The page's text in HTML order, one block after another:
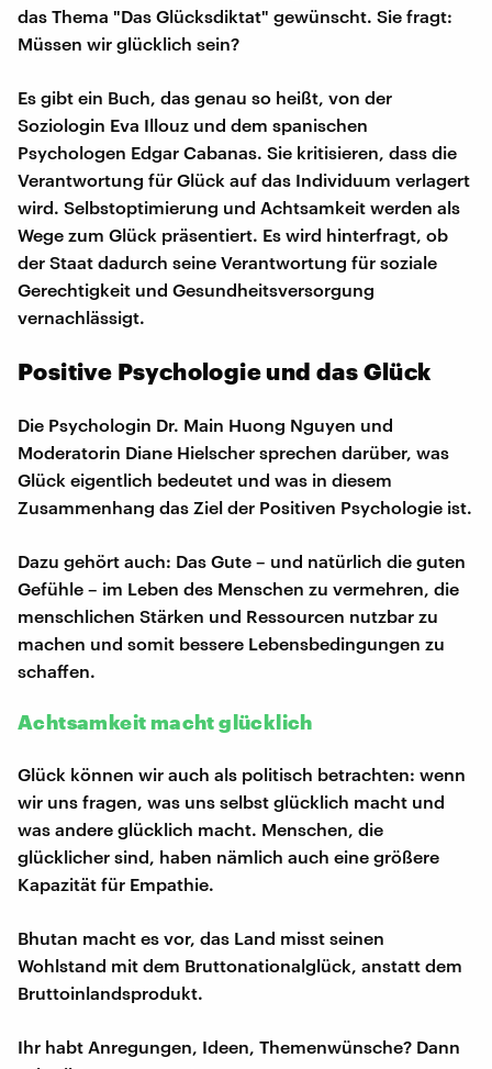
das Thema "Das Glücksdiktat" gewünscht. Sie fragt:
Müssen wir glücklich sein?
Es gibt ein Buch, das genau so heißt, von der
Soziologin Eva Illouz und dem spanischen
Psychologen Edgar Cabanas. Sie kritisieren, dass die
Verantwortung für Glück auf das Individuum verlagert
wird. Selbstoptimierung und Achtsamkeit werden als
Wege zum Glück präsentiert. Es wird hinterfragt, ob
der Staat dadurch seine Verantwortung für soziale
Gerechtigkeit und Gesundheitsversorgung
vernachlässigt.
Positive Psychologie und das Glück
Die Psychologin Dr. Main Huong Nguyen und
Moderatorin Diane Hielscher sprechen darüber, was
Glück eigentlich bedeutet und was in diesem
Zusammenhang das Ziel der Positiven Psychologie ist.
Dazu gehört auch: Das Gute – und natürlich die guten
Gefühle – im Leben des Menschen zu vermehren, die
menschlichen Stärken und Ressourcen nutzbar zu
machen und somit bessere Lebensbedingungen zu
schaffen.
Achtsamkeit macht glücklich
Glück können wir auch als politisch betrachten: wenn
wir uns fragen, was uns selbst glücklich macht und
was andere glücklich macht. Menschen, die
glücklicher sind, haben nämlich auch eine größere
Kapazität für Empathie.
Bhutan macht es vor, das Land misst seinen
Wohlstand mit dem Bruttonationalglück, anstatt dem
Bruttoinlandsprodukt.
Ihr habt Anregungen, Ideen, Themenwünsche? Dann